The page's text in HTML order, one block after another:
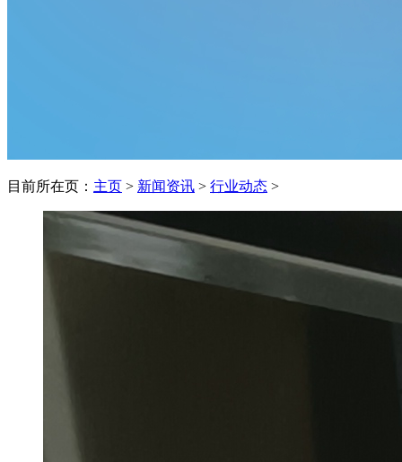
目前所在页： 主页 > 新闻资讯 > 行业动态 >